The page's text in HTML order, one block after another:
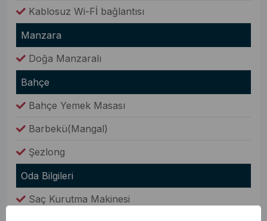
Kablosuz Wi-Fİ bağlantısı
Manzara
Doğa Manzaralı
Bahçe
Bahçe Yemek Masası
Barbekü(Mangal)
Şezlong
Oda Bilgileri
Saç Kurutma Makinesi